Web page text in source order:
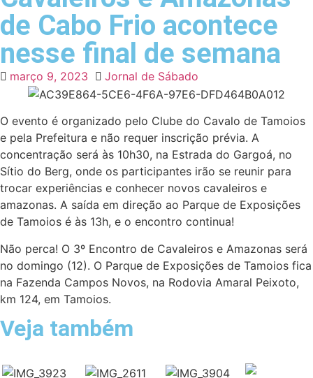
de Cabo Frio acontece
nesse final de semana
março 9, 2023 Jornal de Sábado
O evento é organizado pelo Clube do Cavalo de Tamoios
e pela Prefeitura e não requer inscrição prévia. A
concentração será às 10h30, na Estrada do Gargoá, no
Sítio do Berg, onde os participantes irão se reunir para
trocar experiências e conhecer novos cavaleiros e
amazonas. A saída em direção ao Parque de Exposições
de Tamoios é às 13h, e o encontro continua!
Não perca! O 3º Encontro de Cavaleiros e Amazonas será
no domingo (12). O Parque de Exposições de Tamoios fica
na Fazenda Campos Novos, na Rodovia Amaral Peixoto,
km 124, em Tamoios.
Veja também